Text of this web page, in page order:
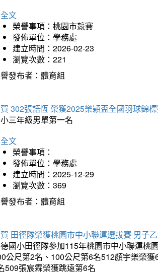
文
榮譽事項：桃園市競賽
發佈單位：學務處
建立時間：2026-02-23
瀏覽次數：221
發布者：體育組
302張語恆 榮獲2025樂穎盃全國羽球錦
三年級男單第一名
文
榮譽事項：
發佈單位：學務處
建立時間：2025-12-29
瀏覽次數：369
發布者：體育組
田徑隊榮獲桃園市中小聯運選拔賽 男子
國小田徑隊參加115年桃園市中小聯運桃
公尺第2名、100公尺第6名512顏宇樂榮
509張宸霖榮獲跳遠第6名